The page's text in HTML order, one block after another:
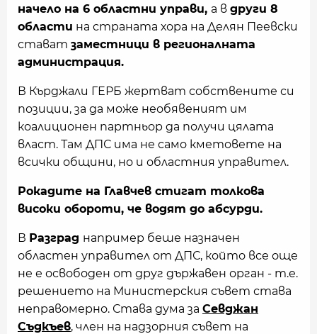
начело на 6 областни управи, а в други 8
области на страната хора на Делян Пеевски
стават заместници в регионалната
администрация.
В Кърджали ГЕРБ жертват собствените си
позиции, за да може необявеният им
коалиционен партньор да получи цялата
власт. Там ДПС има не само кметовете на
всички общини, но и областния управител.
Рокадите на Главчев стигат толкова
високи обороти, че водят до абсурди.
В Разград например беше назначен
областен управител от ДПС, който все още
не е освободен от друг държавен орган - т.е.
решението на Министерския съвет става
неправомерно. Става дума за Севджан
Съдкъев, член на надзорния съвет на